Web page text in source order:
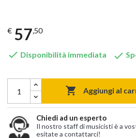
€ 57,50
 Disponibilità immediata 
 Aggiungi al
Chiedi ad un esperto
Il nostro staff di musicisti è a
esitate a contattarci!